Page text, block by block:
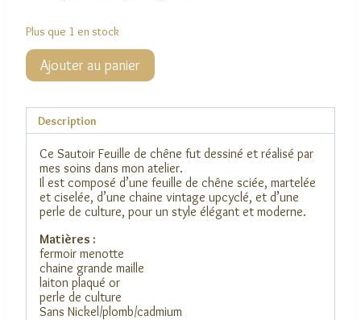
Plus que 1 en stock
quantité
Sautoir
chêne
Ajouter au panier
Description
Ce Sautoir Feuille de chêne fut dessiné et réalisé par
mes soins dans mon atelier.
Il est composé d’une feuille de chêne sciée, martelée
et ciselée, d’une chaine vintage upcyclé, et d’une
perle de culture, pour un style élégant et moderne.
Matières :
fermoir menotte
chaine grande maille
laiton plaqué or
perle de culture
Sans Nickel/plomb/cadmium